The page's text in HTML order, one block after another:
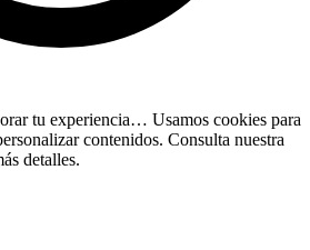
tu experiencia… Usamos cookies para
contenidos. Consulta nuestra
detalles.